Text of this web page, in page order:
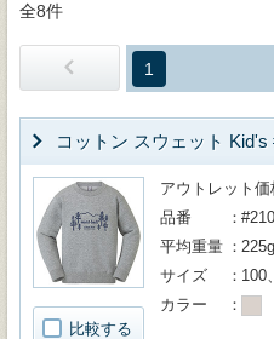
全8件
1
コットン スウェット Kid's
比較する
アウトレット価
品番
平均重量
225g
サイズ
100
カラー